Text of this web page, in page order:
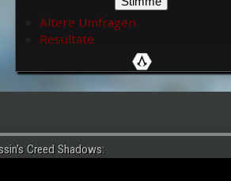
Ältere Umfragen
Resultate
Creed Shadows: